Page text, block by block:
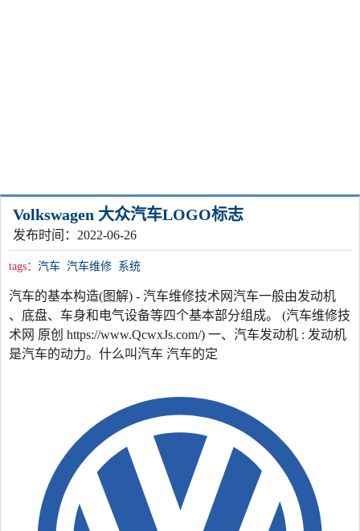
Volkswagen 大众汽车LOGO标志
发布时间：2022-06-26
tags： 汽车 汽车维修 系统
汽车的基本构造(图解) - 汽车维修技术网汽车一般由发动机
、底盘、车身和电气设备等四个基本部分组成。 (汽车维修技
术网 原创 https://www.QcwxJs.com/) 一、汽车发动机 : 发动机
是汽车的动力。什么叫汽车 汽车的定